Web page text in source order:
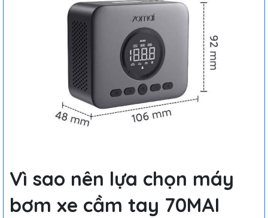
Vì sao nên lựa chọn máy
bơm xe cầm tay 70MAI